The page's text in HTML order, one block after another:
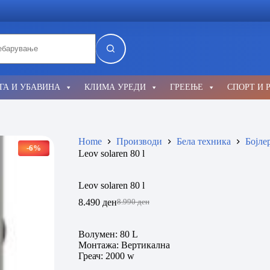
И УБАВИНА КЛИМА УРЕДИ ГРЕЕЊЕ СПОРТ И
-6%
Home Производи Бела техника
Leov solaren 80 l
Leov solaren 80 l
8.990ден
Original
8.990 ден.
8.490 денCurrent
8.490 ден.
Волумен: 80 L
Монтажа: Вертикална
Греач: 2000 w